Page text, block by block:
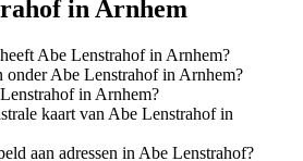
in Arnhem
Abe Lenstrahof in Arnhem?
onder Abe Lenstrahof in Arnhem?
in Arnhem?
kaart van Abe Lenstrahof in
aan adressen in Abe Lenstrahof?